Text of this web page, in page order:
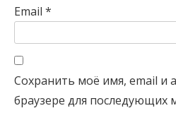
Email *
Сохранить моё имя, email и
браузере для последующих